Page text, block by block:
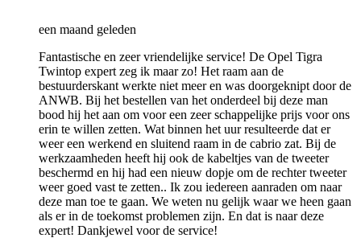
een maand geleden
Fantastische en zeer vriendelijke service! De Opel Tigra
Twintop expert zeg ik maar zo! Het raam aan de
bestuurderskant werkte niet meer en was doorgeknipt door de
ANWB. Bij het bestellen van het onderdeel bij deze man
bood hij het aan om voor een zeer schappelijke prijs voor ons
erin te willen zetten. Wat binnen het uur resulteerde dat er
weer een werkend en sluitend raam in de cabrio zat. Bij de
werkzaamheden heeft hij ook de kabeltjes van de tweeter
beschermd en hij had een nieuw dopje om de rechter tweeter
weer goed vast te zetten.. Ik zou iedereen aanraden om naar
deze man toe te gaan. We weten nu gelijk waar we heen gaan
als er in de toekomst problemen zijn. En dat is naar deze
expert! Dankjewel voor de service!